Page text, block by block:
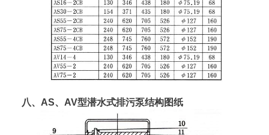
八、AS、AV型潜水式排污泵结构图纸